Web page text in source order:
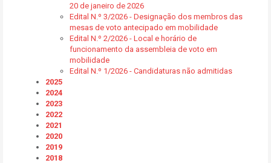
20 de janeiro de 2026
Edital N.º 3/2026 - Designação dos membros das
mesas de voto antecipado em mobilidade
Edital N.º 2/2026 - Local e horário de
funcionamento da assembleia de voto em
mobilidade
Edital N.º 1/2026 - Candidaturas não admitidas
2025
2024
2023
2022
2021
2020
2019
2018